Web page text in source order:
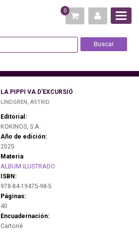
0
LA PIPPI VA D'EXCURSIÓ
LINDGREN, ASTRID
Editorial:
KOKINOS, S.A.
Año de edición:
2025
Materia
ALBUM ILUSTRADO
ISBN:
978-84-19475-98-5
Páginas:
40
Encuadernación:
Cartoné